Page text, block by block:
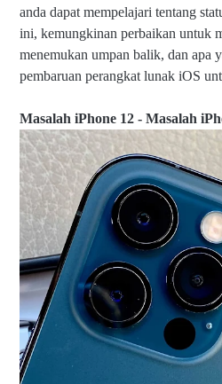
anda dapat mempelajari tentang
ini, kemungkinan perbaikan untuk
menemukan umpan balik, dan apa
pembaruan perangkat lunak iOS
Masalah iPhone 12 - Masalah